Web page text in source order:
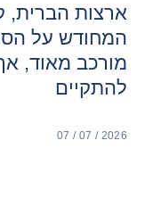
ארצות הברית,
מורכב מאוד,
להתקיים
07 / 07 / 2026